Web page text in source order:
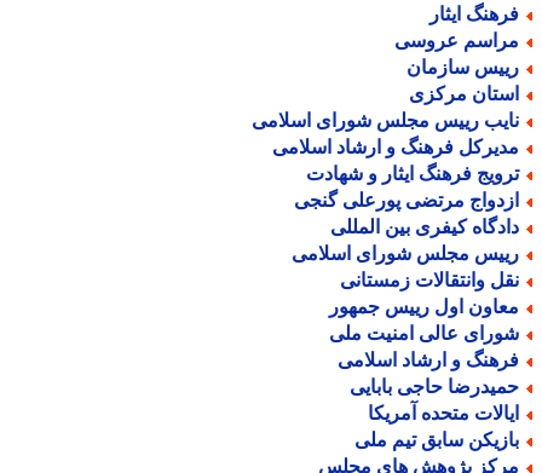
ایثار
عروسی
سازمان
مرکزی
رییس مجلس شورای اسلامی
فرهنگ و ارشاد اسلامی
فرهنگ ایثار و شهادت
مرتضی پورعلی گنجی
کیفری بین المللی
مجلس شورای اسلامی
وانتقالات زمستانی
اول رییس جمهور
عالی امنیت ملی
و ارشاد اسلامی
حاجی بابایی
متحده آمریکا
سابق تیم ملی
پژوهش های مجلس